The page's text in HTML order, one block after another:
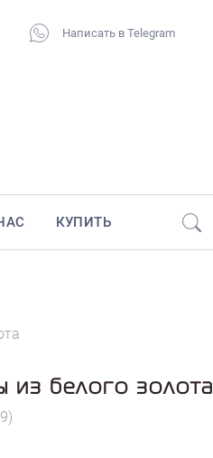
Написать в Telegram
КУПИТЬ
из белого золота